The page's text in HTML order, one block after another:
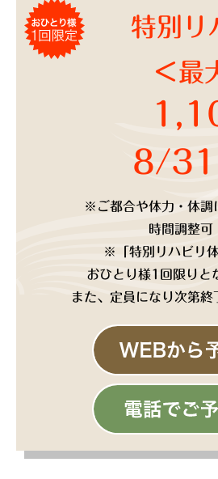
特別リ
＜最
8/
※ご都合や体力・体調
時間調整可
※「特別リハビリ
おひとり様1回限りと
また、定員になり次第終